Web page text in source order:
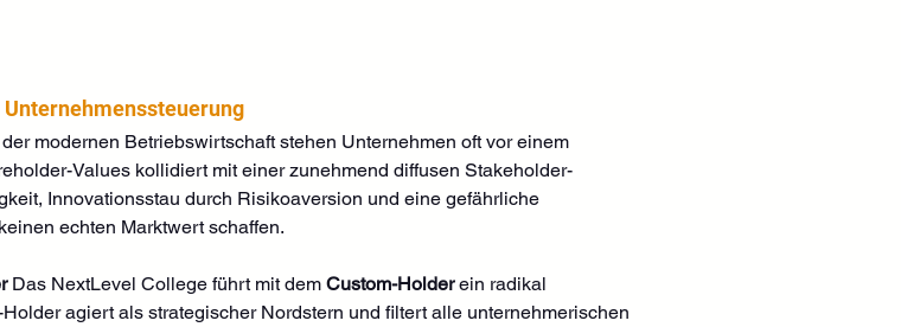
modernen Betriebswirtschaft stehen Unternehmen oft vor einem
Values kollidiert mit einer zunehmend diffusen Stakeholder-
Innovationsstau durch Risikoaversion und eine gefährliche
echten Marktwert schaffen.
Das NextLevel College führt mit dem Custom-Holder ein radikal
agiert als strategischer Nordstern und filtert alle unternehmerischen